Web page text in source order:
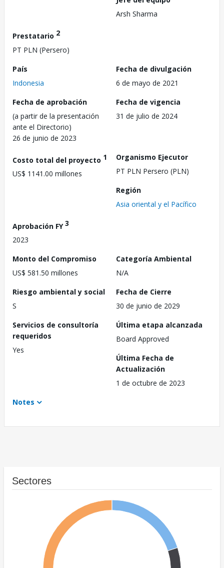
Arsh Sharma
Prestatario 2
PT PLN (Persero)
País
Indonesia
Fecha de divulgación
6 de mayo de 2021
Fecha de aprobación
(a partir de la presentación
ante el Directorio)
26 de junio de 2023
Fecha de vigencia
31 de julio de 2024
Costo total del proyecto 1
US$ 1141.00 millones
Organismo Ejecutor
PT PLN Persero (PLN)
Región
Asia oriental y el Pacífico
Aprobación FY3
2023
Monto del Compromiso
US$ 581.50 millones
Categoría Ambiental
N/A
Riesgo ambiental y social
S
Fecha de Cierre
30 de junio de 2029
Servicios de consultoría
requeridos
Yes
Última etapa alcanzada
Board Approved
Última Fecha de
Actualización
1 de octubre de 2023
Notes
Sectores